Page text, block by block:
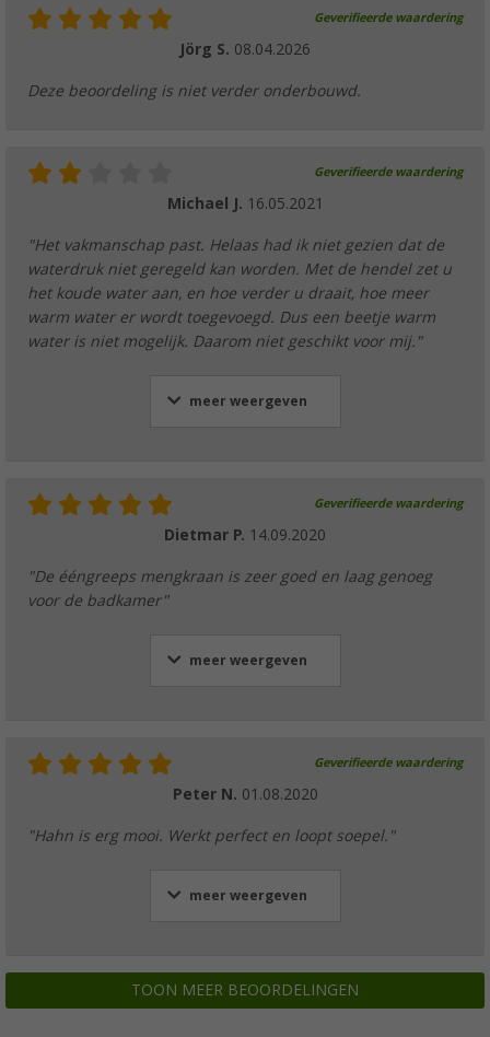
Geverifieerde waardering
Jörg S. 08.04.2026
Deze beoordeling is niet verder onderbouwd.
Geverifieerde waardering
Michael J. 16.05.2021
"Het vakmanschap past. Helaas had ik niet gezien dat de
waterdruk niet geregeld kan worden. Met de hendel zet u
het koude water aan, en hoe verder u draait, hoe meer
warm water er wordt toegevoegd. Dus een beetje warm
water is niet mogelijk. Daarom niet geschikt voor mij."
meer weergeven
Geverifieerde waardering
Dietmar P. 14.09.2020
"De ééngreeps mengkraan is zeer goed en laag genoeg
voor de badkamer"
meer weergeven
Geverifieerde waardering
Peter N. 01.08.2020
"Hahn is erg mooi. Werkt perfect en loopt soepel."
meer weergeven
TOON MEER BEOORDELINGEN